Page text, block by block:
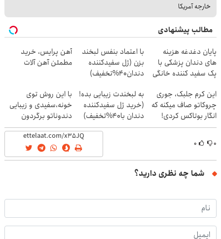
خارجه آمریکا
مطالب پیشنهادی
پایان دغدغه هزینه
های دندان پزشکی با
پک سفید کننده خانگی
با اعتماد بنفس لبخند
بزن (ژل سفیدکننده
دندان40%تخفیف)
آهن پرایس، خرید
مطمئن آهن آلات
این کرم جلبک، جوری
چروکاتو صاف میکنه که
انگار بوتاکس کردی!
(تخفیف ویژه)
به لبخندت زیبایی بده!
(خرید ژل سفیدکننده
دندان با40%تخفیف)
با این روش توی
خونه،سفیدی و زیبایی
دندوناتو برگردون
(40%off)
۰ ۰
شما چه نظری دارید؟